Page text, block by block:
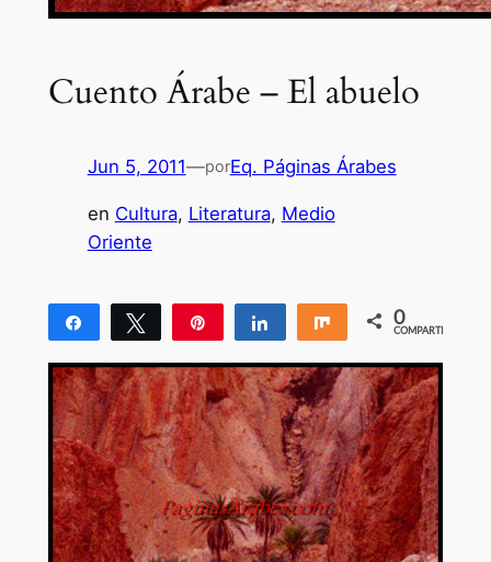
Cuento Árabe – El abuelo
Jun 5, 2011—porEq. Páginas Árabes
en Cultura, Literatura, Medio
Oriente
Compartir Twittear Compartir Compartir
0
COMPARTIR